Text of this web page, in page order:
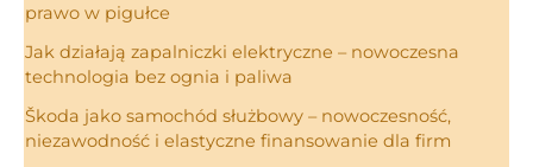
prawo w pigułce
Jak działają zapalniczki elektryczne – nowoczesna
technologia bez ognia i paliwa
Škoda jako samochód służbowy – nowoczesność,
niezawodność i elastyczne finansowanie dla firm